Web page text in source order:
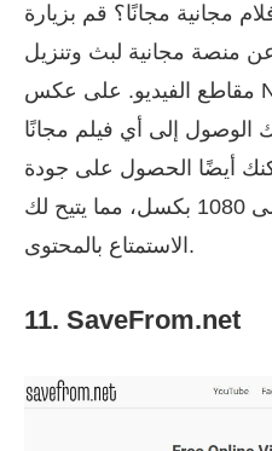
مجانية مجانًا؟ قم بزيارة
منصة مجانية لبث وتنزيل
مقاطع الفيديو. على عكس Netflix وخدمات البث الأخرى
الوصول إلى أي فيلم مجانًا
أيضًا الحصول على جودة
فيديو ممتازة تصل إلى 1080 بكسل، مما يتيح لك
الاستمتاع بالمحتوى.
11. SaveFrom.net